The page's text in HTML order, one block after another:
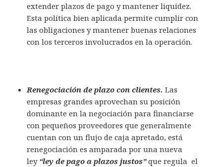
extender plazos de pago y mantener liquidez.
Esta política bien aplicada permite cumplir con
las obligaciones y mantener buenas relaciones
con los terceros involucrados en la operación.
Renegociación de plazo con clientes.Las
empresas grandes aprovechan su posición
dominante en la negociación para financiarse
con pequeños proveedores que generalmente
cuentan con un flujo de caja apretado, está
renegociación es amparada por una nueva
ley “ley de pago a plazos justos”que regula el